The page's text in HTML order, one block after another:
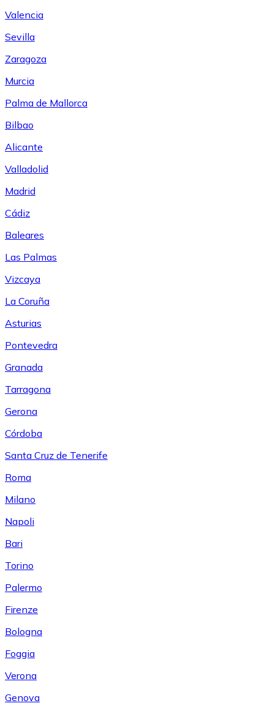
Valencia
Sevilla
Zaragoza
Murcia
Palma de Mallorca
Bilbao
Alicante
Valladolid
Madrid
Cádiz
Baleares
Las Palmas
Vizcaya
La Coruña
Asturias
Pontevedra
Granada
Tarragona
Gerona
Córdoba
Santa Cruz de Tenerife
Roma
Milano
Napoli
Bari
Torino
Palermo
Firenze
Bologna
Foggia
Verona
Genova